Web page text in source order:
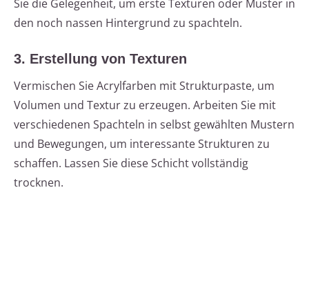
Sie die Gelegenheit, um erste Texturen oder Muster in
den noch nassen Hintergrund zu spachteln.
3. Erstellung von Texturen
Vermischen Sie Acrylfarben mit Strukturpaste, um
Volumen und Textur zu erzeugen. Arbeiten Sie mit
verschiedenen Spachteln in selbst gewählten Mustern
und Bewegungen, um interessante Strukturen zu
schaffen. Lassen Sie diese Schicht vollständig
trocknen.